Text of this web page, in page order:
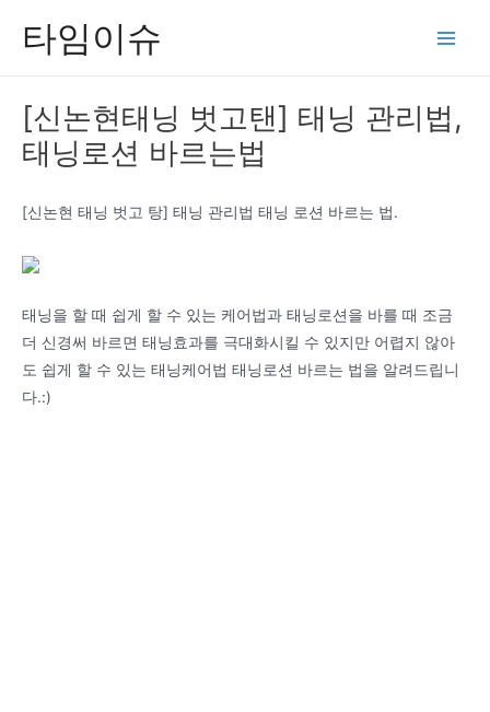
타임이슈
[신논현태닝 벗고탠] 태닝 관리법,
태닝로션 바르는법
[신논현 태닝 벗고 탕] 태닝 관리법 태닝 로션 바르는 법.
태닝을 할 때 쉽게 할 수 있는 케어법과 태닝로션을 바를 때 조금
더 신경써 바르면 태닝효과를 극대화시킬 수 있지만 어렵지 않아
도 쉽게 할 수 있는 태닝케어법 태닝로션 바르는 법을 알려드립니
다.:)